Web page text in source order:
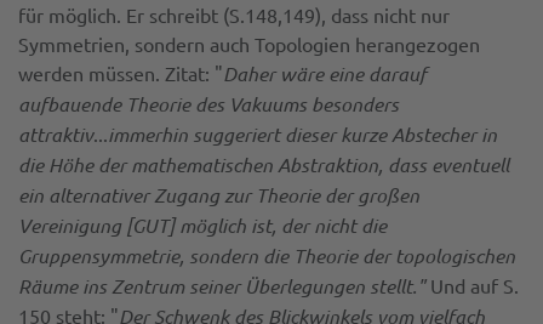
für möglich. Er schreibt (S.148,149), dass nicht nur
Symmetrien, sondern auch Topologien herangezogen
werden müssen. Zitat: "Daher wäre eine darauf
aufbauende Theorie des Vakuums besonders
attraktiv... immerhin suggeriert dieser kurze Abstecher in
die Höhe der mathematischen Abstraktion, dass eventuell
ein alternativer Zugang zur Theorie der großen
Vereinigung [GUT] möglich ist, der nicht die
Gruppensymmetrie, sondern die Theorie der topologischen
Räume ins Zentrum seiner Überlegungen stellt." Und auf S.
150 steht: "Der Schwenk des Blickwinkels vom vielfach